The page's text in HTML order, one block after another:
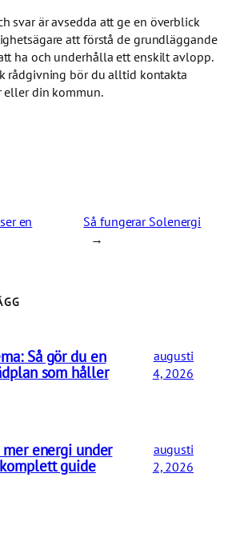
svar är avsedda att ge en överblick
att förstå de grundläggande
ha och underhålla ett enskilt avlopp.
rådgivning bör du alltid kontakta
eller din kommun.
en
Så fungerar Solenergi
→
Så gör du en
som håller
augusti
4, 2026
mer energi under
guide
augusti
2, 2026